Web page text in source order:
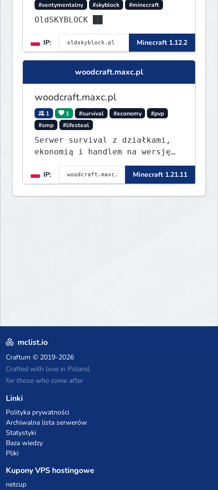
#sentymentalny
#skyblock #minecraft
OldSKYBLOCK ██
IP: Minecraft 1.12.2
woodcraft.maxc.pl
woodcraft.maxc.pl
1 1 #survival #economy
#pvp
#smp
#lifesteal
Serwer survival z działkami,
ekonomią i handlem na wersję
IP:
Minecraft 1.21.11
mclist.io
Craftum © 2019-2026
Crafted with love in Poland,
for those who come after
Linki
Polityka prywatności
Archiwalna lista serwerów
Statystyki
Baza wiedzy
Pliki
Kupony VPS hostingowe
netcup